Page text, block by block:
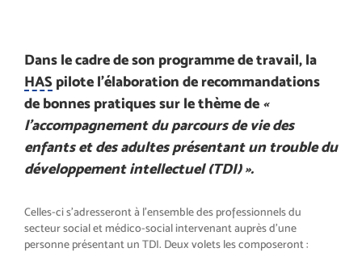
Dans le cadre de son programme de travail, la
HAS pilote l’élaboration de recommandations
de bonnes pratiques sur le thème de «
l’accompagnement du parcours de vie des
enfants et des adultes présentant un trouble du
développement intellectuel (TDI) ».
Celles-ci s’adresseront à l’ensemble des professionnels du
secteur social et médico-social intervenant auprès d’une
personne présentant un TDI. Deux volets les composeront :